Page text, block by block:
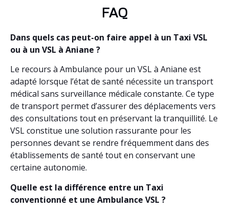
FAQ
Dans quels cas peut-on faire appel à un Taxi VSL
ou à un VSL à Aniane ?
Le recours à Ambulance pour un VSL à Aniane est
adapté lorsque l’état de santé nécessite un transport
médical sans surveillance médicale constante. Ce type
de transport permet d’assurer des déplacements vers
des consultations tout en préservant la tranquillité. Le
VSL constitue une solution rassurante pour les
personnes devant se rendre fréquemment dans des
établissements de santé tout en conservant une
certaine autonomie.
Quelle est la différence entre un Taxi
conventionné et une Ambulance VSL ?